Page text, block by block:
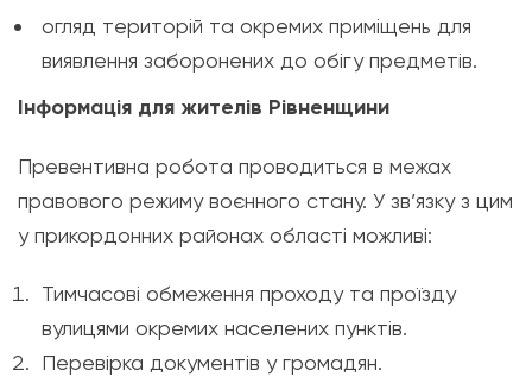
огляд територій та окремих приміщень для
виявлення заборонених до обігу предметів.
Інформація для жителів Рівненщини
Превентивна робота проводиться в межах
правового режиму воєнного стану. У зв’язку з цим
у прикордонних районах області можливі:
Тимчасові обмеження проходу та проїзду
вулицями окремих населених пунктів.
Перевірка документів у громадян.